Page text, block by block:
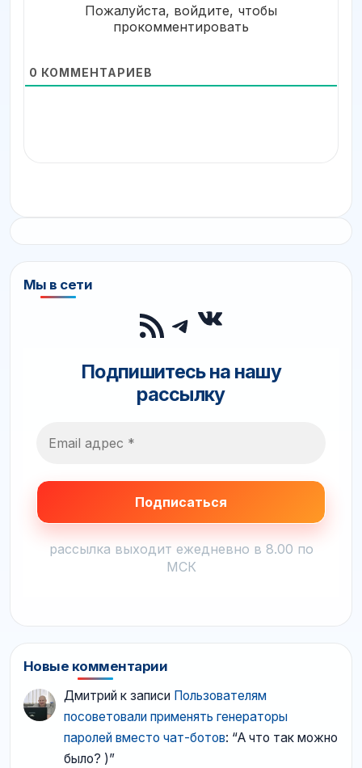
Пожалуйста, войдите, чтобы
прокомментировать
0 КОММЕНТАРИЕВ
Мы в сети
RSS-лента
Telegram
ВКонтакте
Подпишитесь на нашу
рассылку
рассылка выходит ежедневно в 8.00 по
МСК
Новые комментарии
Дмитрий к записи Пользователям
посоветовали применять генераторы
паролей вместо чат-ботов: “А что так можно
было? )”